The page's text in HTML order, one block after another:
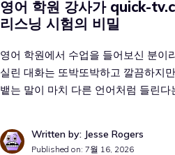
영어 학원 강사가 quick-
리스닝 시험의 비밀
영어 학원에서 수업을 들어보신 분이
실린 대화는 또박또박하고 깔끔하지
뱉는 말이 마치 다른 언어처럼 들린다
Written by: Jesse Rogers
Published on: 7월 16, 2026